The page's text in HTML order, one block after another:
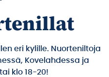
eri kylille. Nuorteniltoja
Kovelahdessa ja
klo 18-20!